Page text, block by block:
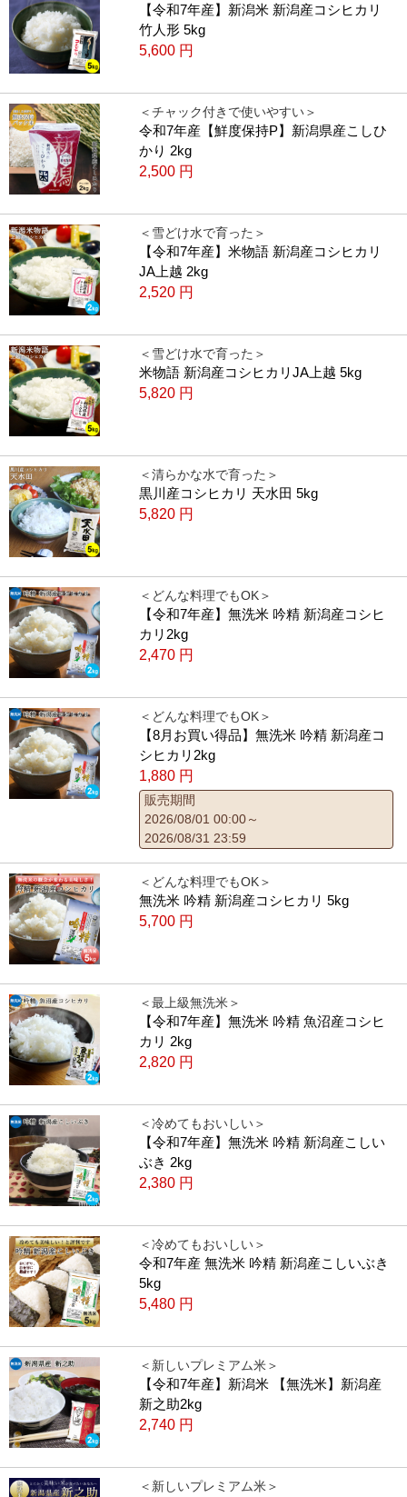
【令和7年産】新潟米 新潟産コシヒカリ
竹人形 5kg
5,600 円
＜チャック付きで使いやすい＞
令和7年産【鮮度保持P】新潟県産こしひ
かり 2kg
2,500 円
＜雪どけ水で育った＞
【令和7年産】米物語 新潟産コシヒカリ
JA上越 2kg
2,520 円
＜雪どけ水で育った＞
米物語 新潟産コシヒカリJA上越 5kg
5,820 円
＜清らかな水で育った＞
黒川産コシヒカリ 天水田 5kg
5,820 円
＜どんな料理でもOK＞
【令和7年産】無洗米 吟精 新潟産コシヒ
カリ2kg
2,470 円
＜どんな料理でもOK＞
【8月お買い得品】無洗米 吟精 新潟産コ
シヒカリ2kg
1,880 円
販売期間
2026/08/01 00:00～
2026/08/31 23:59
＜どんな料理でもOK＞
無洗米 吟精 新潟産コシヒカリ 5kg
5,700 円
＜最上級無洗米＞
【令和7年産】無洗米 吟精 魚沼産コシヒ
カリ 2kg
2,820 円
＜冷めてもおいしい＞
【令和7年産】無洗米 吟精 新潟産こしい
ぶき 2kg
2,380 円
＜冷めてもおいしい＞
令和7年産 無洗米 吟精 新潟産こしいぶき
5kg
5,480 円
＜新しいプレミアム米＞
【令和7年産】新潟米 【無洗米】新潟産
新之助2kg
2,740 円
＜新しいプレミアム米＞